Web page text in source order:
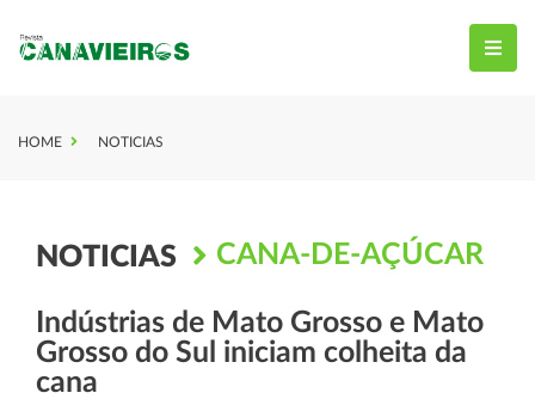
HOME NOTICIAS
NOTICIAS CANA-DE-AÇÚCAR
Indústrias de Mato Grosso e Mato
Grosso do Sul iniciam colheita da
cana